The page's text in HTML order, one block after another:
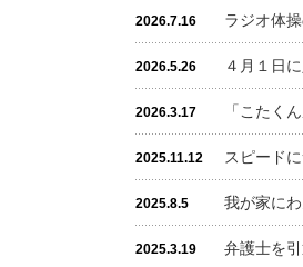
2026.7.16 ラジオ体
2026.5.26 ４月１日
2026.3.17 「こたく
2025.11.12 スピード
2025.8.5 我が家に
2025.3.19 弁護士を